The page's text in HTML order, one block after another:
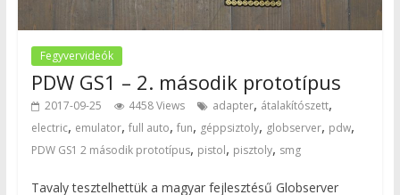
Fegyvervideók
PDW GS1 – 2. második prototípus
2017-09-25 4458 Views adapter, átalakítószett,
electric, emulator, full auto, fun, géppsiztoly, globserver, pdw,
PDW GS1 2 második prototípus, pistol, pisztoly, smg
Tavaly tesztelhettük a magyar fejlesztésű Globserver